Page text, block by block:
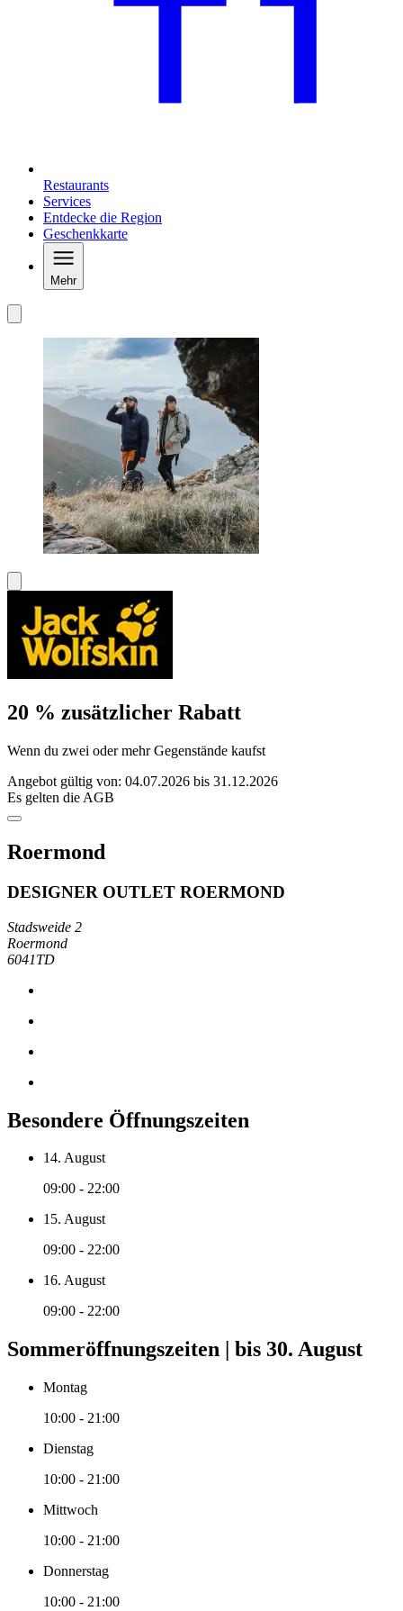
Restaurants
Services
Entdecke die Region
Geschenkkarte
Mehr
20 % zusätzlicher Rabatt
Wenn du zwei oder mehr Gegenstände kaufst
Angebot gültig von: 04.07.2026 bis 31.12.2026
Es gelten die AGB
Roermond
DESIGNER OUTLET ROERMOND
Stadsweide 2
Roermond
6041TD
Besondere Öffnungszeiten
14. August
09:00 - 22:00
15. August
09:00 - 22:00
16. August
09:00 - 22:00
Sommeröffnungszeiten | bis 30. August
Montag
10:00 - 21:00
Dienstag
10:00 - 21:00
Mittwoch
10:00 - 21:00
Donnerstag
10:00 - 21:00